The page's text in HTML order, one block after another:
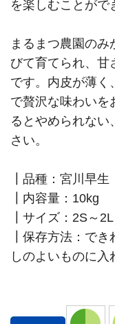
を楽しむことがで
まるまつ農園の
びて育てられ、甘
です。内皮が薄く
で贅沢な味わいを
るとやめられない
さい。
┃品種：宮川早生
┃内容量：10kg
┃サイズ：2S～
┃保存方法：でき
しのよいものに入